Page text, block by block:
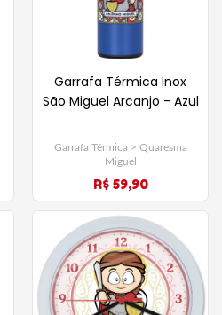
Garrafa Térmica Inox
São Miguel Arcanjo - Azul
Garrafa Térmica > Quaresma
Miguel
R$ 59,90